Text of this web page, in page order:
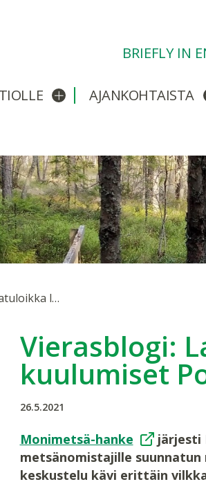
BRIEFLY IN
Avaa/sulje alavalikko
AJANKOHTAISTA
Vierasblogi: Laatuloikka luonnonhoitoon -lenkin kuulumiset Pohjois-Karjalasta
Vierasblogi:
kuulumiset
26.5.2021
Monimetsä-hanke
järjesti
metsänomistajille suunnatun
keskustelu kävi erittäin